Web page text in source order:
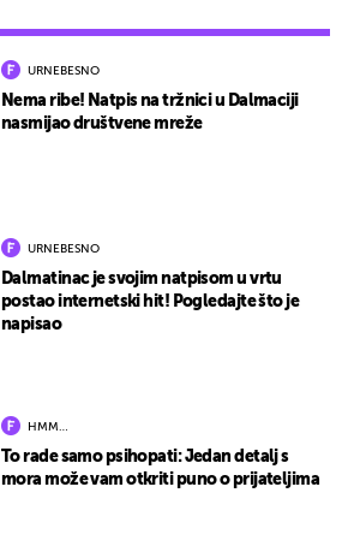
URNEBESNO
Nema ribe! Natpis na tržnici u Dalmaciji
nasmijao društvene mreže
URNEBESNO
Dalmatinac je svojim natpisom u vrtu
postao internetski hit! Pogledajte što je
napisao
HMM…
To rade samo psihopati: Jedan detalj s
mora može vam otkriti puno o prijateljima